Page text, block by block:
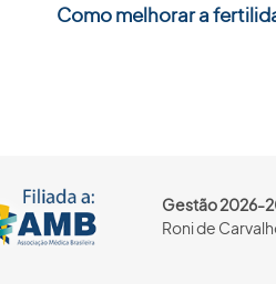
Como melhorar a
Gestão 2026-
Roni de